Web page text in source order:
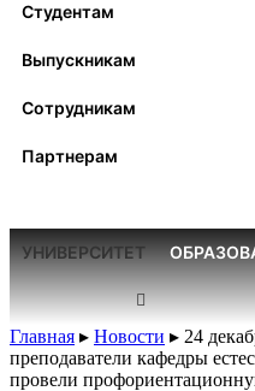
Студентам
Выпускникам
Сотрудникам
Партнерам
УНИВЕРСИТЕТ
Главная ▸ Новости ▸ 24
преподаватели кафедры
провели